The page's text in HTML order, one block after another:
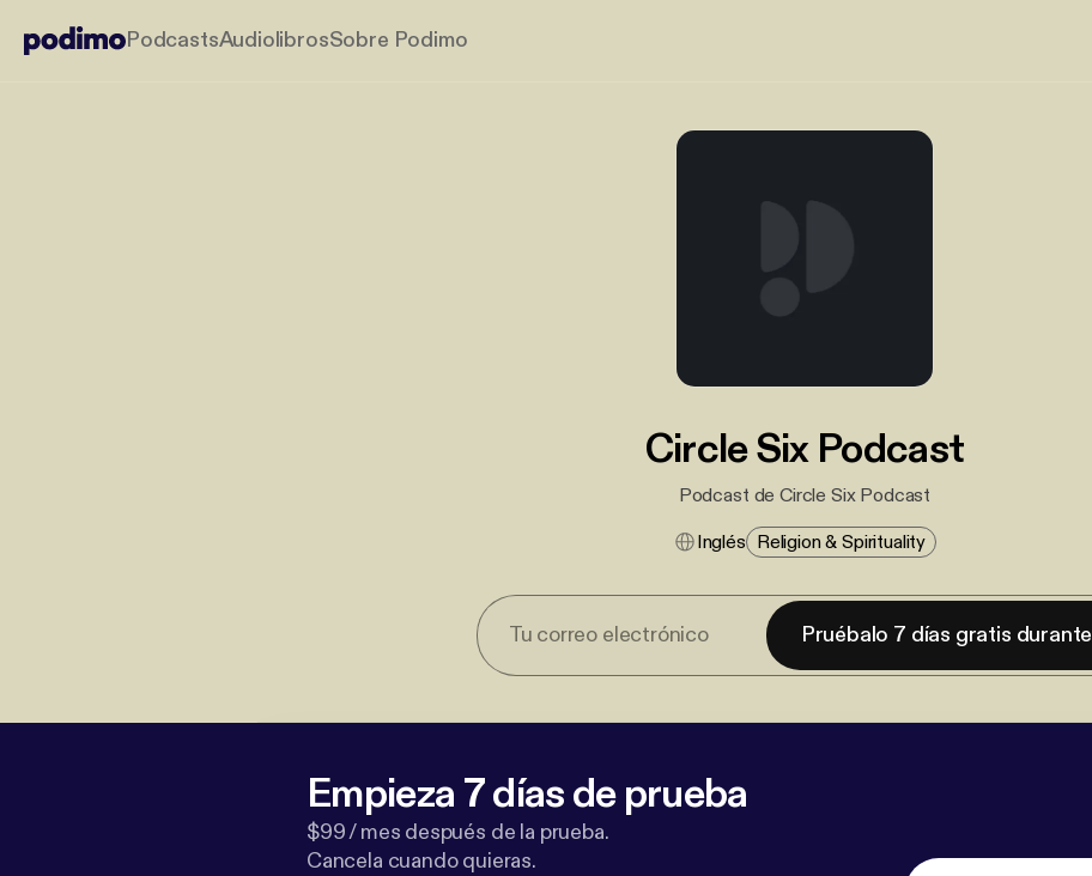
PodcastsAudiolibrosSobre Podimo
Circle Six Podcast
Podcast de Circle Six Podcast
Inglés Religion & Spirituality
Pruébalo 7 días gratis durante
Empieza 7 días de prueba
$99 / mes después de la prueba.
Cancela cuando quieras.